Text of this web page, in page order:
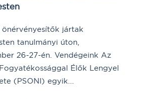
önérvényesítők jártak
tanulmányi úton,
26-27-én. Vendégeink Az
Élők Lengyel
(PSONI) egyik...